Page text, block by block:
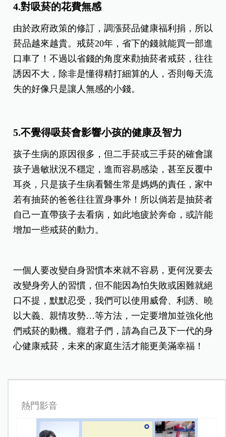
4.對吸菸的花費無感
由於政府政策的修訂，調漲菸品健康福利捐，所以
菸品越來越貴。戒菸20年，省下的錢就能買一部進
口車了！不過以省錢的角度來勸抽菸者戒菸，往往
誘因不大，除非是懂得精打細算的人，否則每天流
失的好像只是讓人無感的小錢。
5.不覺得吸菸會影響小孩的健康及智力
孩子生病的原因很多，但二手菸或三手菸的確會讓
孩子過敏狀況不穩定，進而容易感染，甚至反覆中
耳炎，只是孩子生病看醫生常是媽媽的責任，家中
若有抽菸的爸爸往往置身事外！所以倘若是抽菸者
自己一直帶孩子去看病，如此地疲於奔命，或許能
增加一些戒菸的動力。
一個人要改變自身習慣本來就不容易，更何況要去
改變身旁人的習慣，但不能因為怕失敗或困難就絕
口不提，默默忍受，我們可以使用威脅、利誘、曉
以大義、親情攻勢…等方法，一定要增加並強化他
們戒菸的動機。癮君子們，請為自己及下一代的身
心健康戒菸，未來的家庭生活才能更美滿幸福！
熱門影音